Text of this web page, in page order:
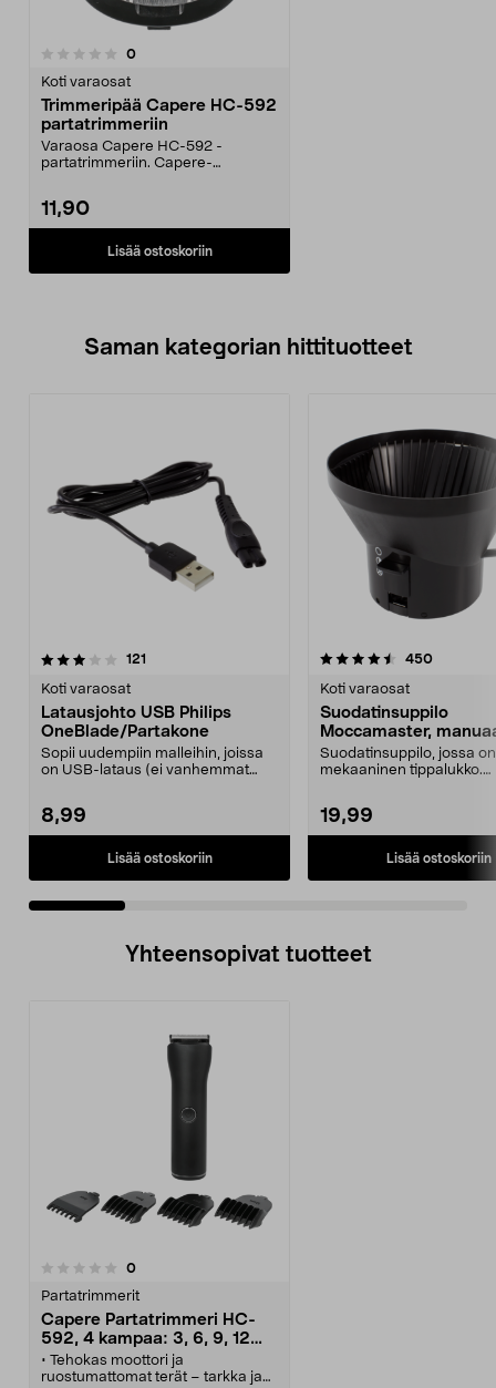
0arvostelut
Koti varaosat
Trimmeripää Capere HC-592
partatrimmeriin
Varaosa Capere HC-592 -
partatrimmeriin. Capere-
11,90
Lisää ostoskoriin
Saman kategorian hittituotteet
121
Koti varaosat
Latausjohto USB Philips
OneBlade/Partakone
Sopii uudempiin malleihin, joissa
on USB-lataus (ei vanhemmat
8,99
Lisää ostoskoriin
4.5 viidestä
450arvostelut
Koti varaosat
Suodatinsuppilo
Moccamaster,
tippalukko
Suodatinsuppilo, jossa on
mekaaninen tippalukko.
19,99
Lisää ostoskoriin
3.0 viidestä
Yhteensopivat tuotteet
0arvostelut
Partatrimmerit
Capere Partatrimmeri HC-
592, 4 kampaa: 3, 6, 9, 12
mm
• Tehokas moottori ja
ruostumattomat terät – tarkka ja